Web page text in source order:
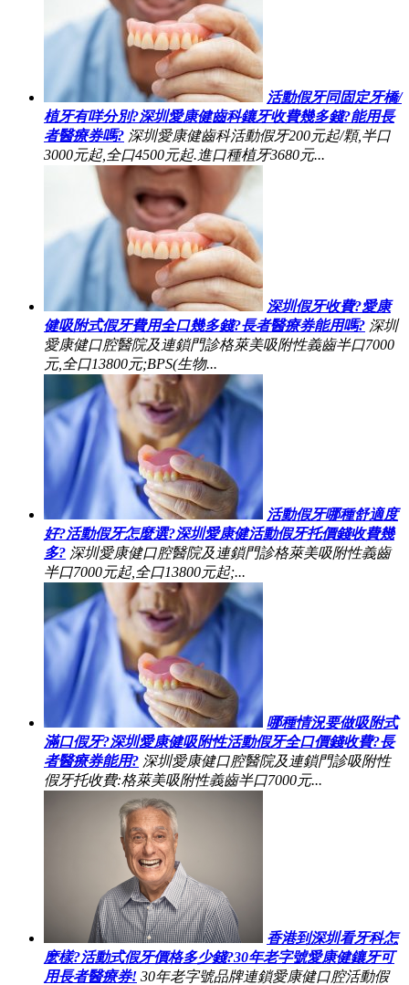
活動假牙同固定牙橋/
植牙有咩分別?深圳愛康健齒科鑲牙收費幾多錢?能用長
者醫療券嗎? 深圳愛康健齒科活動假牙200元起/顆,半口
3000元起,全口4500元起.進口種植牙3680元...
深圳假牙收費?愛康
健吸附式假牙費用全口幾多錢?長者醫療券能用嗎? 深圳
愛康健口腔醫院及連鎖門診格萊美吸附性義齒半口7000
元,全口13800元;BPS(生物...
活動假牙哪種舒適度
好?活動假牙怎麼選?深圳愛康健活動假牙托價錢收費幾
多? 深圳愛康健口腔醫院及連鎖門診格萊美吸附性義齒
半口7000元起,全口13800元起;...
哪種情況要做吸附式
滿口假牙?深圳愛康健吸附性活動假牙全口價錢收費?長
者醫療券能用? 深圳愛康健口腔醫院及連鎖門診吸附性
假牙托收費:格萊美吸附性義齒半口7000元...
香港到深圳看牙科怎
麽樣?活動式假牙價格多少錢?30年老字號愛康健鑲牙可
用長者醫療券! 30年老字號品牌連鎖愛康健口腔活動假